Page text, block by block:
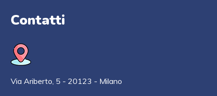
Contatti
Via Ariberto, 5 - 20123 - Milano